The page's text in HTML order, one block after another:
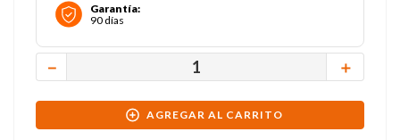
Garantía:
90 días
＋
－
AGREGAR AL CARRITO